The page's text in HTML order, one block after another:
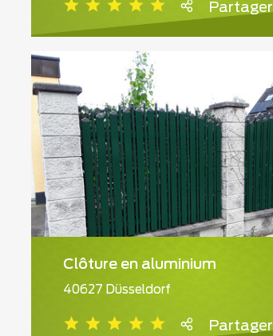
Partager
Clôture en aluminium
40627 Düsseldorf
Partager